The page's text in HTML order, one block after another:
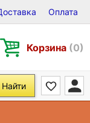
CD и DVDОплата
Корзина (0)
Найти